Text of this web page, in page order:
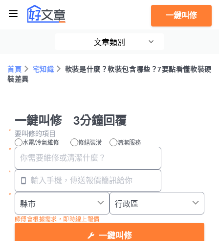
一鍵叫修
文章類別
首頁 宅知識
軟裝是什麼？軟裝包含哪些？7要點看懂軟裝硬
裝差異
一鍵叫修 3分鐘回覆
要叫修的項目
水電/冷氣維修 修繕裝潢 清潔服務
師傅會根據需求，即時線上報價
一鍵叫修